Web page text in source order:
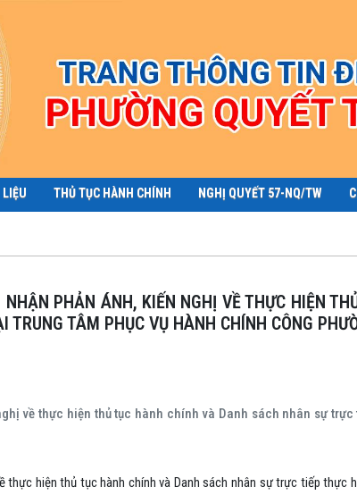
THỦ TỤC HÀNH CHÍNH NGHỊ QUYẾT 57-NQ/TW
TÂM PHỤC VỤ HÀNH CHÍNH CÔNG
về thực hiện thủ tục hành chính và Danh sách nhân sự
hiện thủ tục hành chính và Danh sách nhân sự trực tiếp thực